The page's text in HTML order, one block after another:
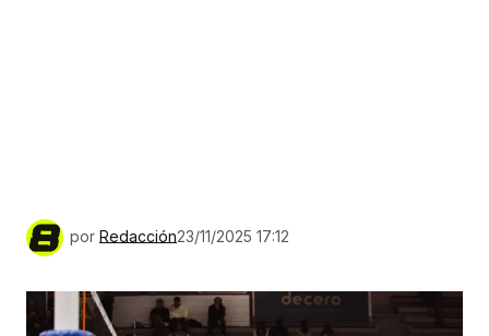
por Redacción23/11/2025 17:12